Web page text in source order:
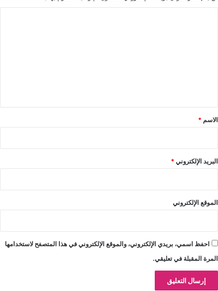
*
الاسم *
البريد الإلكتروني*
الموقع الإلكتروني
احفظ اسمي، بريدي الإلكتروني، والموقع الإلكتروني في هذا المتصفح لاستخدامها
المرة المقبلة في تعليقي.